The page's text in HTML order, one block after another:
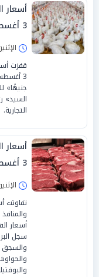
أسعار
3 أغسطس 2026
الإثنين 03/أغسطس/2026 -
قفزت
جنيهًا»
السيد»
التجارية.
أسعار
3 أغسطس 2026
الإثنين 03/أغسطس/2026 -
تفاوتت
والبوفتيك «380 جنيهًا» بداخل